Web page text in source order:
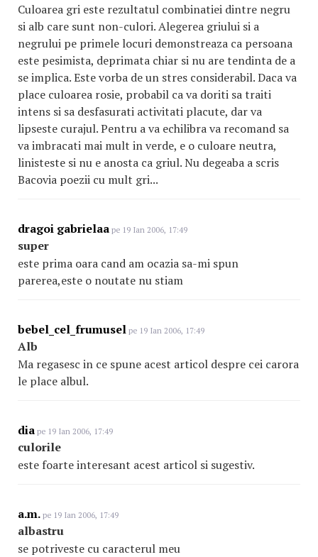
Culoarea gri este rezultatul combinatiei dintre negru
si alb care sunt non-culori. Alegerea griului si a
negrului pe primele locuri demonstreaza ca persoana
este pesimista, deprimata chiar si nu are tendinta de a
se implica. Este vorba de un stres considerabil. Daca va
place culoarea rosie, probabil ca va doriti sa traiti
intens si sa desfasurati activitati placute, dar va
lipseste curajul. Pentru a va echilibra va recomand sa
va imbracati mai mult in verde, e o culoare neutra,
linisteste si nu e anosta ca griul. Nu degeaba a scris
Bacovia poezii cu mult gri...
dragoi gabrielaa pe 19 Ian 2006, 17:49
super
este prima oara cand am ocazia sa-mi spun
parerea,este o noutate nu stiam
bebel_cel_frumusel pe 19 Ian 2006, 17:49
Alb
Ma regasesc in ce spune acest articol despre cei carora
le place albul.
dia pe 19 Ian 2006, 17:49
culorile
este foarte interesant acest articol si sugestiv.
a.m. pe 19 Ian 2006, 17:49
albastru
se potriveste cu caracterul meu